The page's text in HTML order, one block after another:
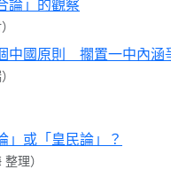
論」的觀察
中國原則 擱置一中內涵
」或「皇民論」？
整理）